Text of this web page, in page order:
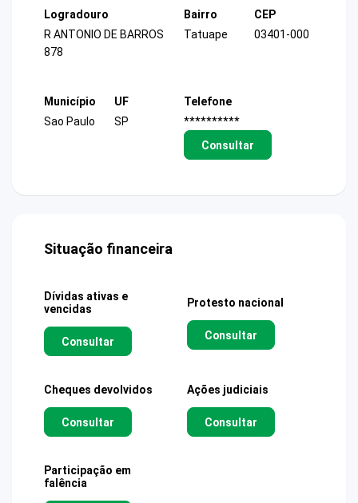
Logradouro
R ANTONIO DE BARROS
878
Bairro
Tatuape
CEP
03401-000
Município
Sao Paulo
UF
SP
Telefone
**********
Consultar
Situação financeira
Dívidas ativas e
vencidas
Consultar
Protesto nacional
Consultar
Cheques devolvidos
Consultar
Ações judiciais
Consultar
Participação em
falência